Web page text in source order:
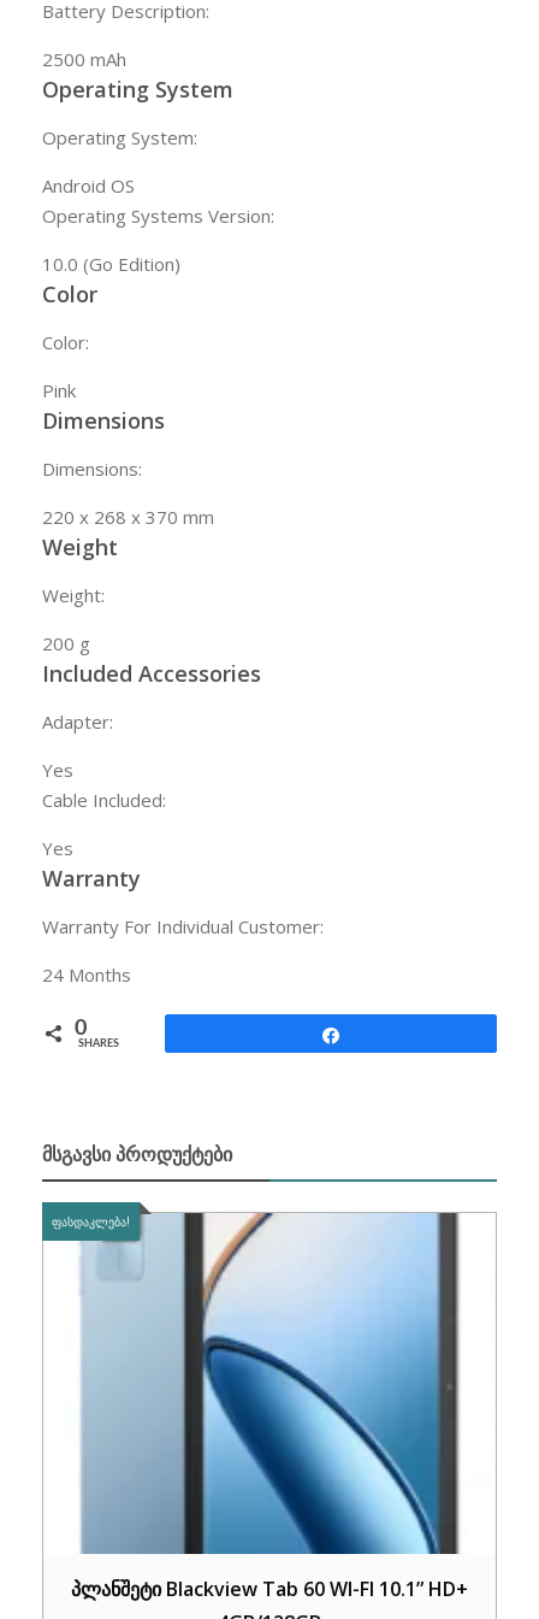
Battery Description:
2500 mAh
Operating System
Operating System:
Android OS
Operating Systems Version:
10.0 (Go Edition)
Color
Color:
Pink
Dimensions
Dimensions:
220 x 268 x 370 mm
Weight
Weight:
200 g
Included Accessories
Adapter:
Yes
Cable Included:
Yes
Warranty
Warranty For Individual Customer:
24 Months
0
SHARES
ᲛᲡᲒᲐᲕᲡᲘ ᲞᲠᲝᲓᲣᲥᲢᲔᲑᲘ
ᲤᲐᲡᲓᲐᲙᲚᲔᲑᲐ!
პლანშეტი Blackview Tab 60 WI-FI 10.1” HD+